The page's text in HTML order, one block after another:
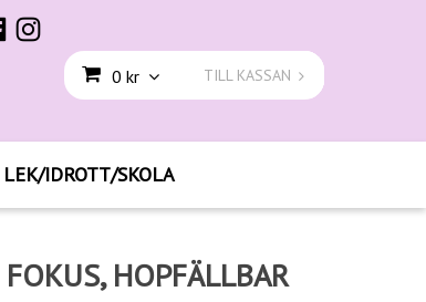
0 kr TILL KASSAN
LEK/IDROTT/SKOLA
HOPFÄLLBAR